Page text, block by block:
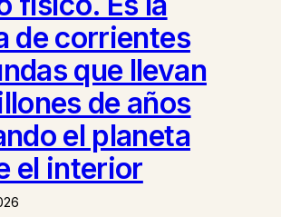
de corrientes
que llevan
de años
el planeta
el interior